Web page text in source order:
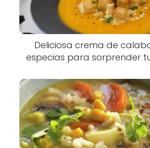
Deliciosa crema de
especias para sorprender